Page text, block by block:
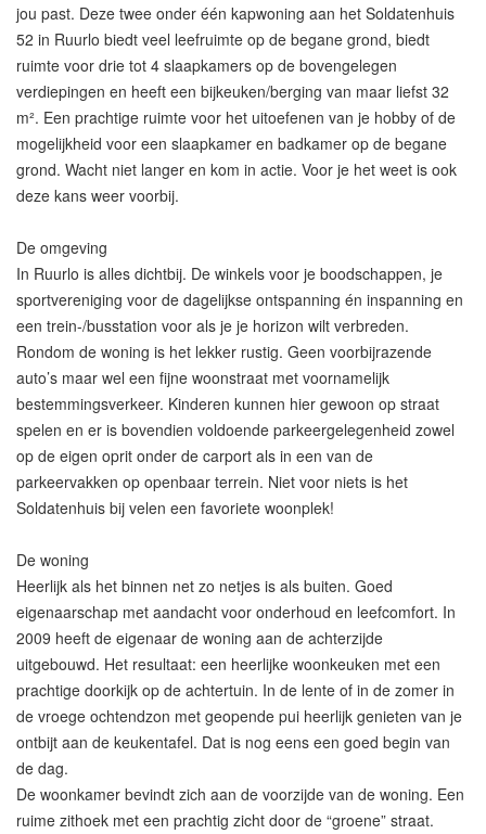
jou past. Deze twee onder één kapwoning aan het Soldatenhuis
52 in Ruurlo biedt veel leefruimte op de begane grond, biedt
ruimte voor drie tot 4 slaapkamers op de bovengelegen
verdiepingen en heeft een bijkeuken/berging van maar liefst 32
m². Een prachtige ruimte voor het uitoefenen van je hobby of de
mogelijkheid voor een slaapkamer en badkamer op de begane
grond. Wacht niet langer en kom in actie. Voor je het weet is ook
deze kans weer voorbij.
De omgeving
In Ruurlo is alles dichtbij. De winkels voor je boodschappen, je
sportvereniging voor de dagelijkse ontspanning én inspanning en
een trein-/busstation voor als je je horizon wilt verbreden.
Rondom de woning is het lekker rustig. Geen voorbijrazende
auto’s maar wel een fijne woonstraat met voornamelijk
bestemmingsverkeer. Kinderen kunnen hier gewoon op straat
spelen en er is bovendien voldoende parkeergelegenheid zowel
op de eigen oprit onder de carport als in een van de
parkeervakken op openbaar terrein. Niet voor niets is het
Soldatenhuis bij velen een favoriete woonplek!
De woning
Heerlijk als het binnen net zo netjes is als buiten. Goed
eigenaarschap met aandacht voor onderhoud en leefcomfort. In
2009 heeft de eigenaar de woning aan de achterzijde
uitgebouwd. Het resultaat: een heerlijke woonkeuken met een
prachtige doorkijk op de achtertuin. In de lente of in de zomer in
de vroege ochtendzon met geopende pui heerlijk genieten van je
ontbijt aan de keukentafel. Dat is nog eens een goed begin van
de dag.
De woonkamer bevindt zich aan de voorzijde van de woning. Een
ruime zithoek met een prachtig zicht door de “groene” straat.